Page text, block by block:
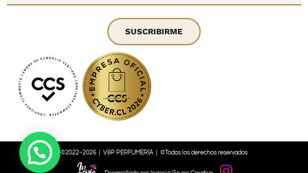
SUSCRIBIRME
©2022~2026 | V&P PERFUMERÍA | ©Todos los derechos reservados